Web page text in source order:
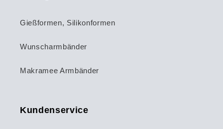
Gießformen, Silikonformen
Wunscharmbänder
Makramee Armbänder
Kundenservice